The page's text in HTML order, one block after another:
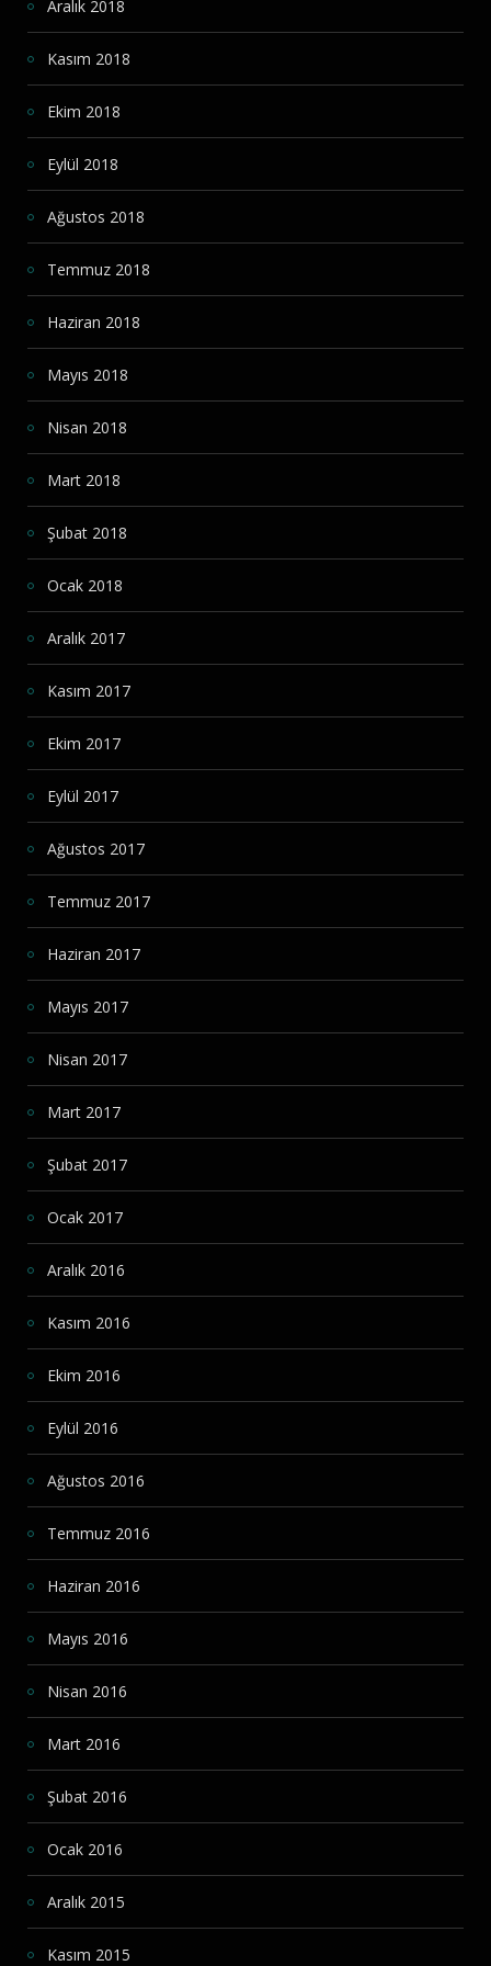
Aralık 2018
Kasım 2018
Ekim 2018
Eylül 2018
Ağustos 2018
Temmuz 2018
Haziran 2018
Mayıs 2018
Nisan 2018
Mart 2018
Şubat 2018
Ocak 2018
Aralık 2017
Kasım 2017
Ekim 2017
Eylül 2017
Ağustos 2017
Temmuz 2017
Haziran 2017
Mayıs 2017
Nisan 2017
Mart 2017
Şubat 2017
Ocak 2017
Aralık 2016
Kasım 2016
Ekim 2016
Eylül 2016
Ağustos 2016
Temmuz 2016
Haziran 2016
Mayıs 2016
Nisan 2016
Mart 2016
Şubat 2016
Ocak 2016
Aralık 2015
Kasım 2015